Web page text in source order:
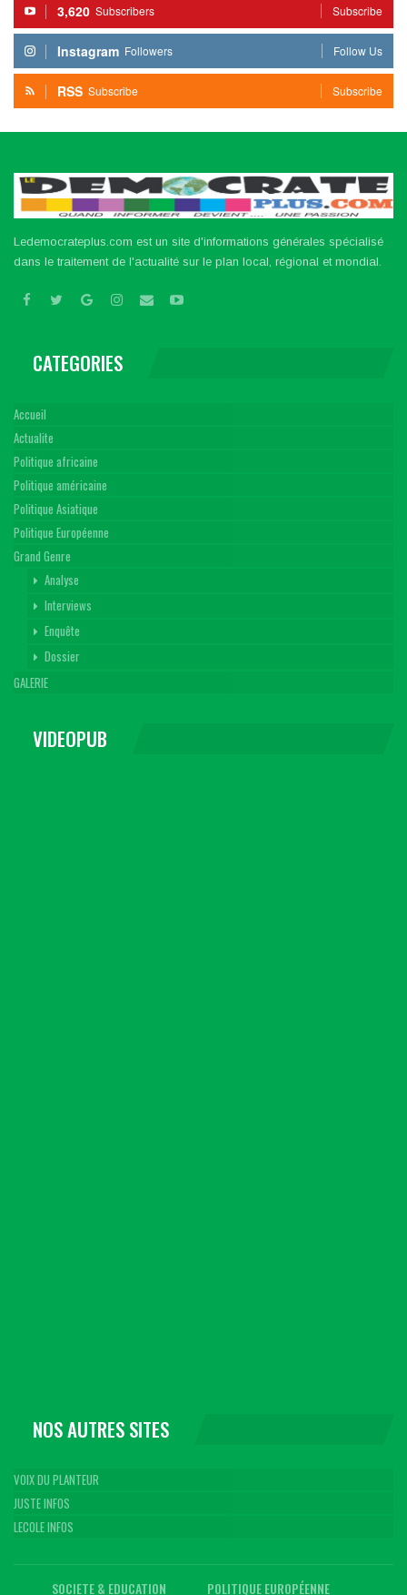
3,620 Subscribers Subscribe
Instagram Followers Follow Us
RSS Subscribe Subscribe
Ledemocrateplus.com est un site d'informations générales spécialisé
dans le traitement de l'actualité sur le plan local, régional et mondial.
CATEGORIES
Accueil
Actualite
Politique africaine
Politique américaine
Politique Asiatique
Politique Européenne
Grand Genre
Analyse
Interviews
Enquête
Dossier
GALERIE
VIDEOPUB
NOS AUTRES SITES
VOIX DU PLANTEUR
JUSTE INFOS
LECOLE INFOS
SOCIETE & EDUCATION POLITIQUE EUROPÉENNE